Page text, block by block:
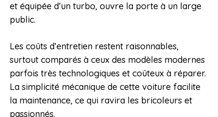
et équipée d’un turbo, ouvre la porte à un large
public.
Les coûts d’entretien restent raisonnables,
surtout comparés à ceux des modèles modernes
parfois très technologiques et coûteux à réparer.
La simplicité mécanique de cette voiture facilite
la maintenance, ce qui ravira les bricoleurs et
passionnés.